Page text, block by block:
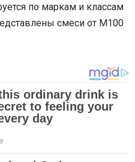
по маркам и классам
смеси от М100